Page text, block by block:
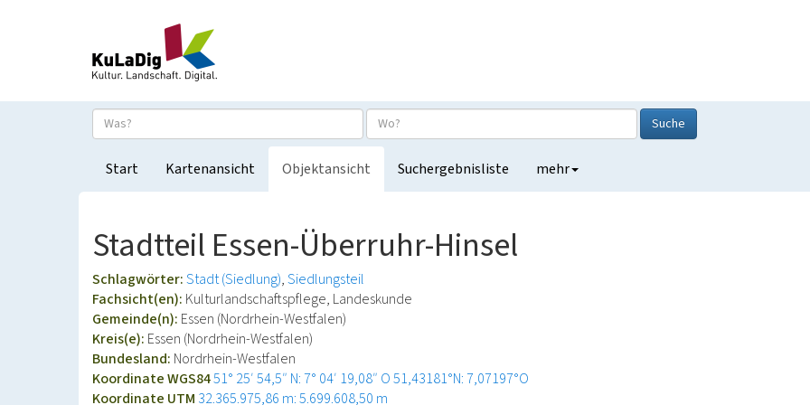
Suche
Start Kartenansicht Objektansicht Suchergebnisliste mehr
Stadtteil Essen-Überruhr-Hinsel
Schlagwörter:Stadt (Siedlung) Siedlungsteil
Fachsicht(en): Kulturlandschaftspflege, Landeskunde
Gemeinde(n): Essen (Nordrhein-Westfalen)
Kreis(e): Essen (Nordrhein-Westfalen)
Bundesland: Nordrhein-Westfalen
Koordinate WGS8451° 25′ 54,5″ N: 7° 04′ 19,08″ O51,43181°N: 7,07197°O
Koordinate UTM 32.365.975,86 m: 5.699.608,50 m